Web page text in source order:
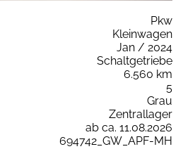
Pkw
Kleinwagen
Jan / 2024
Schaltgetriebe
6.560 km
5
Grau
Zentrallager
ab ca. 11.08.2026
694742_GW_APF-MH